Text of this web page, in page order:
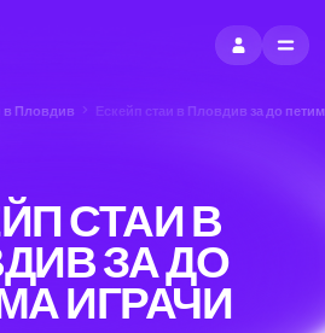
ВЛЕЗТЕMENU
в Пловдив Ескейп стаи в Пловдив за до
СТАИ В
ЗА ДО
ИГРАЧИ